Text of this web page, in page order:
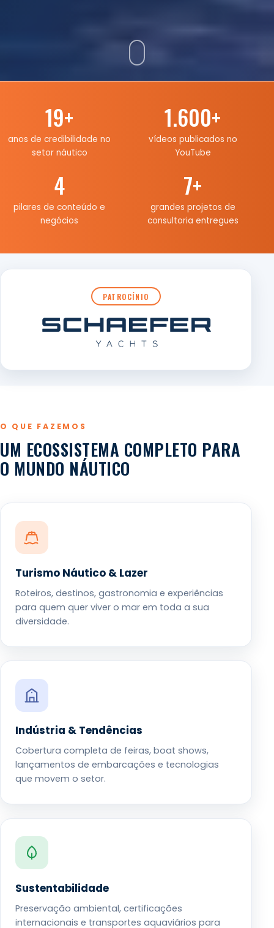
19+
anos de credibilidade no
setor náutico
1.600+
vídeos publicados no
YouTube
4
pilares de conteúdo e
negócios
7+
grandes projetos de
consultoria entregues
PATROCÍNIO
O QUE FAZEMOS
UM ECOSSISTEMA COMPLETO PARA
O MUNDO NÁUTICO
Turismo Náutico & Lazer
Roteiros, destinos, gastronomia e experiências
para quem quer viver o mar em toda a sua
diversidade.
Indústria & Tendências
Cobertura completa de feiras, boat shows,
lançamentos de embarcações e tecnologias
que movem o setor.
Sustentabilidade
Preservação ambiental, certificações
internacionais e transportes aquaviários para